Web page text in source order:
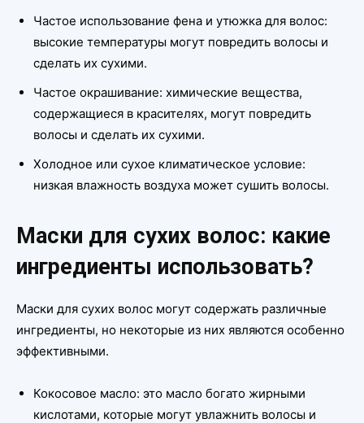
Частое использование фена и утюжка для волос:
высокие температуры могут повредить волосы и
сделать их сухими.
Частое окрашивание: химические вещества,
содержащиеся в красителях, могут повредить
волосы и сделать их сухими.
Холодное или сухое климатическое условие:
низкая влажность воздуха может сушить волосы.
Маски для сухих волос: какие
ингредиенты использовать?
Маски для сухих волос могут содержать различные
ингредиенты, но некоторые из них являются особенно
эффективными.
Кокосовое масло: это масло богато жирными
кислотами, которые могут увлажнить волосы и